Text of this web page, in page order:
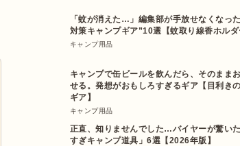
「蚊が消えた…」編集部が手放せなくなっ
対策キャンプギア”10選【蚊取り線香ホルダ
キャンプ用品
キャンプで缶ビールを飲んだら、そのまま
せる。発想がおもしろすぎるギア【目利き
ギア】
キャンプ用品
正直、知りませんでした…バイヤーが驚い
すぎキャンプ道具」6選【2026年版】